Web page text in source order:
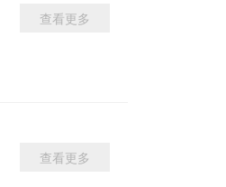
查看更多
查看更多